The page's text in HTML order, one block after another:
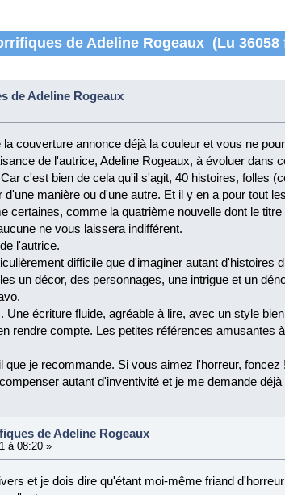
de Adeline Rogeaux (Lu 36058
de Adeline Rogeaux
couverture annonce déjà la couleur et vous ne
de l'autrice, Adeline Rogeaux, à évoluer dans
c'est bien de cela qu'il s'agit, 40 histoires, folles
manière ou d'une autre. Et il y en a pour tout
certaines, comme la quatrième nouvelle dont le
ne vous laissera indifférent.
l'autrice.
difficile que d'imaginer autant d'histoires
un décor, des personnages, une intrigue et un
Une écriture fluide, agréable à lire, avec un style
rendre compte. Les petites références amusantes
que je recommande. Si vous aimez l'horreur, foncez !
autant d'inventivité et je me demande
de Adeline Rogeaux
à 08:20 »
et je dois dire qu'étant moi-même friand